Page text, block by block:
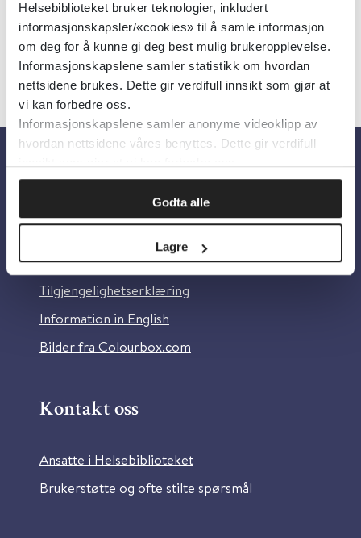
Helsebiblioteket bruker teknologier, inkludert
informasjonskapsler/«cookies» til å samle informasjon
om deg for å kunne gi deg best mulig brukeropplevelse.
Informasjonskapslene samler statistikk om hvordan
nettsidene brukes. Dette gir verdifull innsikt som gjør at
vi kan forbedre oss.
Informasjonskapslene samler anonyme videoklipp av
hvordan nettsidene våres benyttes. Dette gir verdifull
Godta alle
Lagre
Om oss
Personvern og informasjonskapsler
Tilgjengelighetserklæring
Information in English
Bilder fra Colourbox.com
Kontakt oss
Ansatte i Helsebiblioteket
Brukerstøtte og ofte stilte spørsmål